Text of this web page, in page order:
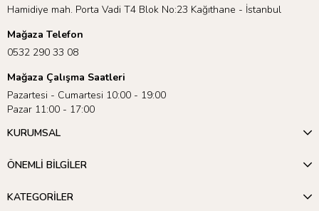
Hamidiye mah. Porta Vadi T4 Blok No:23 Kağıthane - İstanbul
Mağaza Telefon
0532 290 33 08
Mağaza Çalışma Saatleri
Pazartesi - Cumartesi 10:00 - 19:00
Pazar 11:00 - 17:00
KURUMSAL
ÖNEMLİ BİLGİLER
KATEGORİLER